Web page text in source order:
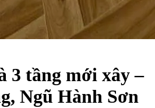
3 tầng mới xây –
Ngũ Hành Sơn